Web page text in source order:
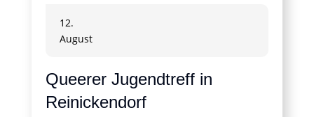
12.
August
Queerer Jugendtreff in
Reinickendorf